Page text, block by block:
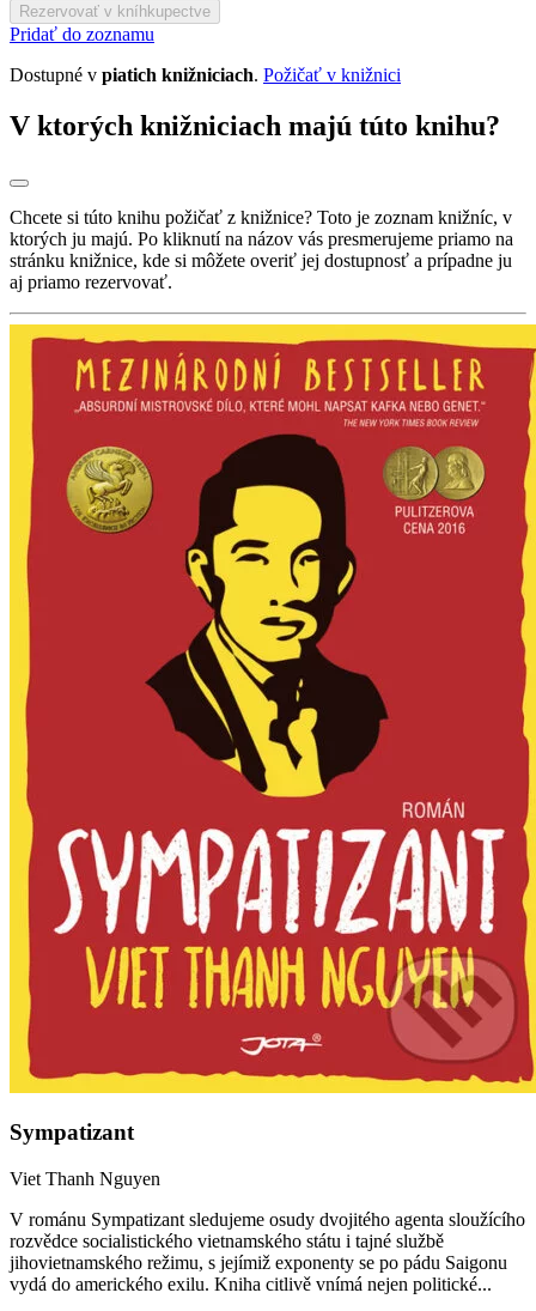
Rezervovať v kníhkupectve
Pridať do zoznamu
Dostupné v piatich knižniciach. Požičať v knižnici
V ktorých knižniciach majú túto knihu?
Chcete si túto knihu požičať z knižnice? Toto je zoznam knižníc, v
ktorých ju majú. Po kliknutí na názov vás presmerujeme priamo na
stránku knižnice, kde si môžete overiť jej dostupnosť a prípadne ju
aj priamo rezervovať.
Sympatizant
Viet Thanh Nguyen
V románu Sympatizant sledujeme osudy dvojitého agenta sloužícího
rozvědce socialistického vietnamského státu i tajné službě
jihovietnamského režimu, s jejímiž exponenty se po pádu Saigonu
vydá do amerického exilu. Kniha citlivě vnímá nejen politické...